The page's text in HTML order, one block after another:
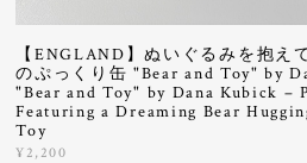
【ENGLAND】ぬいぐるみを抱え
のぷっくり缶 "Bear and Toy" by
"Bear and Toy" by Dana Kubick –
Featuring a Dreaming Bear
Toy
¥2,200